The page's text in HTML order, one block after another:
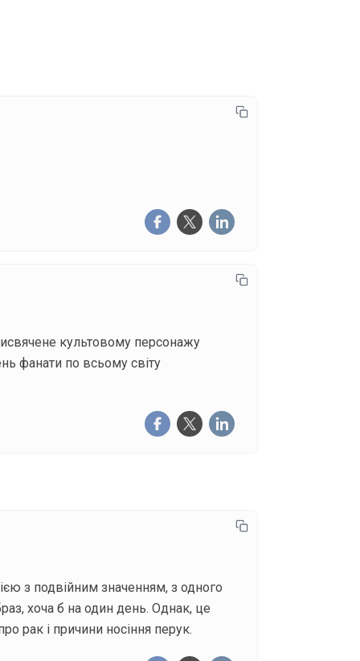
культовому персонажу
фанати по всьому світу
з подвійним значенням, з одного
хоча б на один день. Однак, це
рак і причини носіння перук.